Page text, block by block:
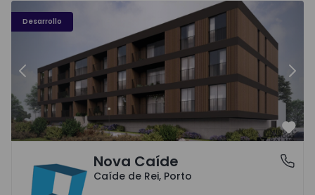
Desarrollo
Nova Caíde - 1
Anterior
Caíde de Rei, PortoNova Caíde
Caíde de Rei, Porto